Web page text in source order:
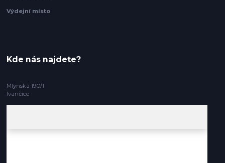
Výdejní místo
Kde nás najdete?
Mlýnská 190/1
Ivančice